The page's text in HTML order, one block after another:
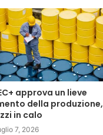
approva un lieve
della produzione,
in calo
7, 2026